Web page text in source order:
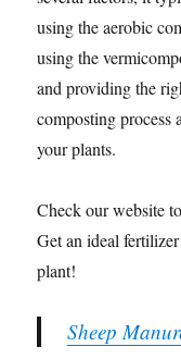
using the aerobic
using the
and providing the
composting process
your plants.
Check our website
Get an ideal
plant!
Sheep